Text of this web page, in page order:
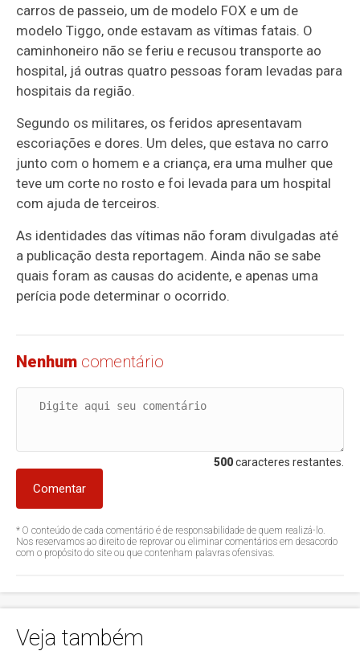
carros de passeio, um de modelo FOX e um de
modelo Tiggo, onde estavam as vítimas fatais. O
caminhoneiro não se feriu e recusou transporte ao
hospital, já outras quatro pessoas foram levadas para
hospitais da região.
Segundo os militares, os feridos apresentavam
escoriações e dores. Um deles, que estava no carro
junto com o homem e a criança, era uma mulher que
teve um corte no rosto e foi levada para um hospital
com ajuda de terceiros.
As identidades das vítimas não foram divulgadas até
a publicação desta reportagem. Ainda não se sabe
quais foram as causas do acidente, e apenas uma
perícia pode determinar o ocorrido.
Nenhum comentário
500caracteres restantes.
Comentar
* O conteúdo de cada comentário é de responsabilidade de quem realizá-lo.
Nos reservamos ao direito de reprovar ou eliminar comentários em desacordo
com o propósito do site ou que contenham palavras ofensivas.
Veja também